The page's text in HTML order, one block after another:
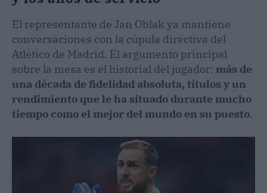
​El representante de Jan Oblak ya mantiene
conversaciones con la cúpula directiva del
Atlético de Madrid. El argumento principal
sobre la mesa es el historial del jugador: más de
una década de fidelidad absoluta, títulos y un
rendimiento que le ha situado durante mucho
tiempo como el mejor del mundo en su puesto.